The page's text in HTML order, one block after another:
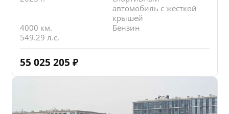
автомобиль с жесткой
крышей
4000 км.
Бензин
549.29 л.с.
55 025 205 ₽